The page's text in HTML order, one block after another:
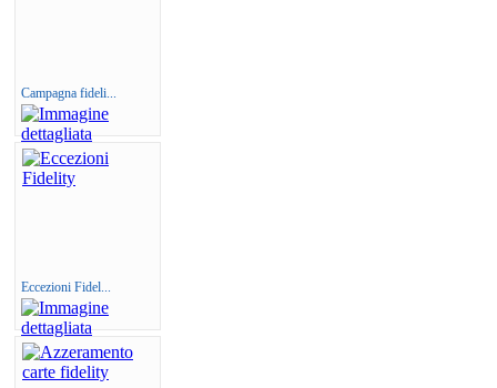
Campagna fideli...
Eccezioni Fidel...